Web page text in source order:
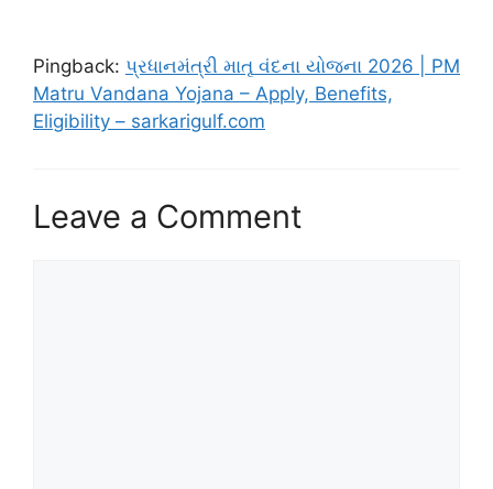
Pingback: પ્રધાનમંત્રી માતૃ વંદના યોજના 2026 | PM
Matru Vandana Yojana – Apply, Benefits,
Eligibility – sarkarigulf.com
Leave a Comment